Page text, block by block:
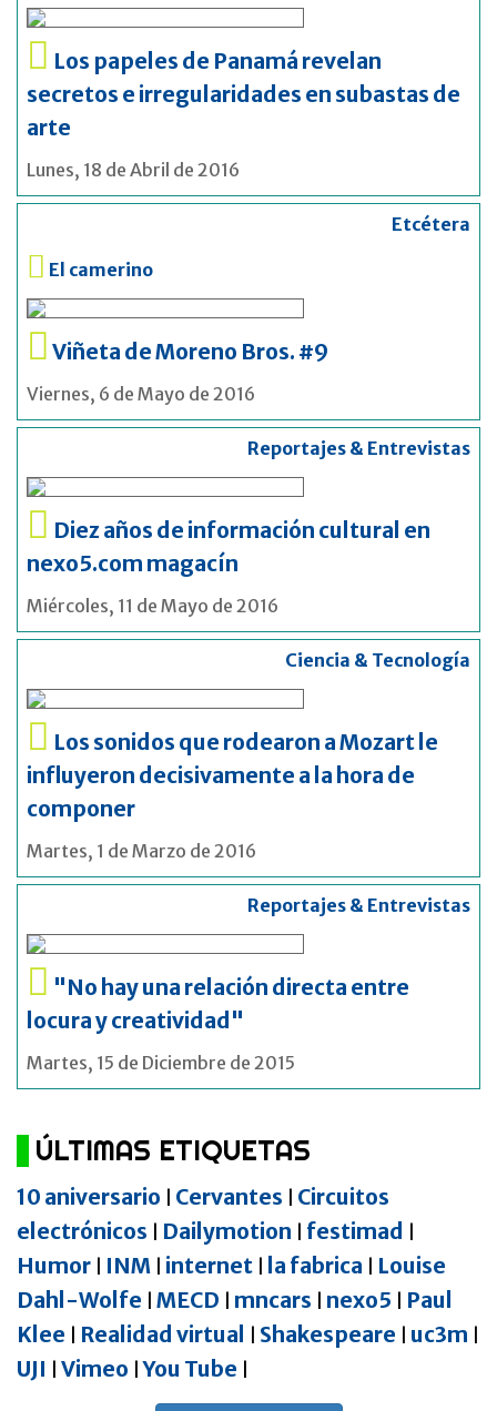
Los papeles de Panamá revelan
secretos e irregularidades en subastas de
arte
Lunes, 18 de Abril de 2016
Etcétera
El camerino
Viñeta de Moreno Bros. #9
Viernes, 6 de Mayo de 2016
Reportajes & Entrevistas
Diez años de información cultural en
nexo5.com magacín
Miércoles, 11 de Mayo de 2016
Ciencia & Tecnología
Los sonidos que rodearon a Mozart le
influyeron decisivamente a la hora de
componer
Martes, 1 de Marzo de 2016
Reportajes & Entrevistas
"No hay una relación directa entre
locura y creatividad"
Martes, 15 de Diciembre de 2015
ÚLTIMAS ETIQUETAS
10 aniversario Cervantes
Circuitos
electrónicos
Dailymotion festimad
Humor INM internet la fabrica
Louise
Dahl-Wolfe MECD mncars nexo5
Paul
Klee
Realidad virtual Shakespeare uc3m
UJI Vimeo You Tube